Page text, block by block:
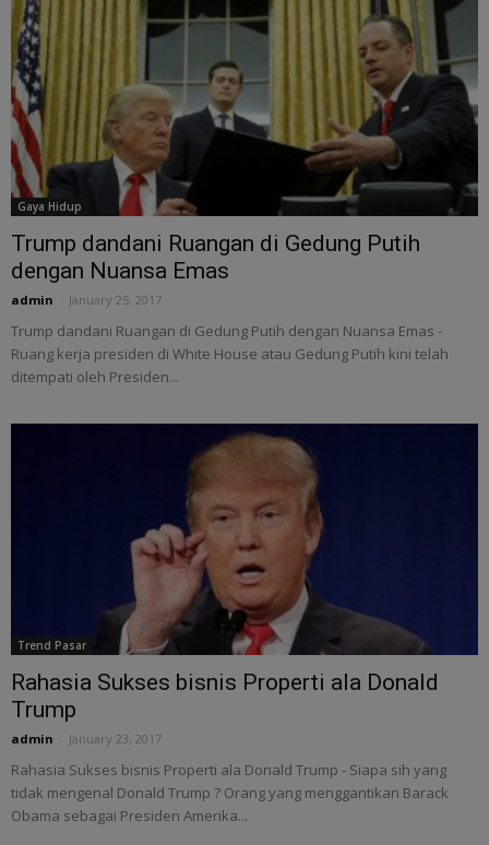
Gaya Hidup
Trump dandani Ruangan di Gedung Putih
dengan Nuansa Emas
admin January 25, 2017
Trump dandani Ruangan di Gedung Putih dengan Nuansa Emas -
Ruang kerja presiden di White House atau Gedung Putih kini telah
ditempati oleh Presiden...
Trend Pasar
Rahasia Sukses bisnis Properti ala Donald
Trump
admin January 23, 2017
Rahasia Sukses bisnis Properti ala Donald Trump - Siapa sih yang
tidak mengenal Donald Trump ? Orang yang menggantikan Barack
Obama sebagai Presiden Amerika...